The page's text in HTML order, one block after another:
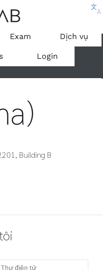
文
A
Exam Dịch vụ
Login
Building B